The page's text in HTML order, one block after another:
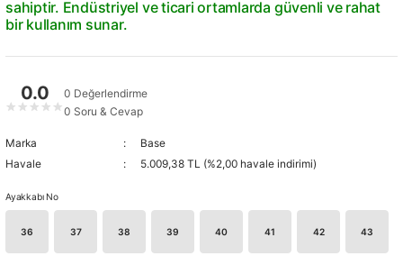
sahiptir. Endüstriyel ve ticari ortamlarda güvenli ve rahat
bir kullanım sunar.
0.0
★ ★ ★ ★ ★
0 Değerlendirme
0 Soru & Cevap
Marka
Base
Havale
5.009,38 TL (%2,00 havale indirimi)
Ayakkabı No
36 37 38 39 40 41 42 43